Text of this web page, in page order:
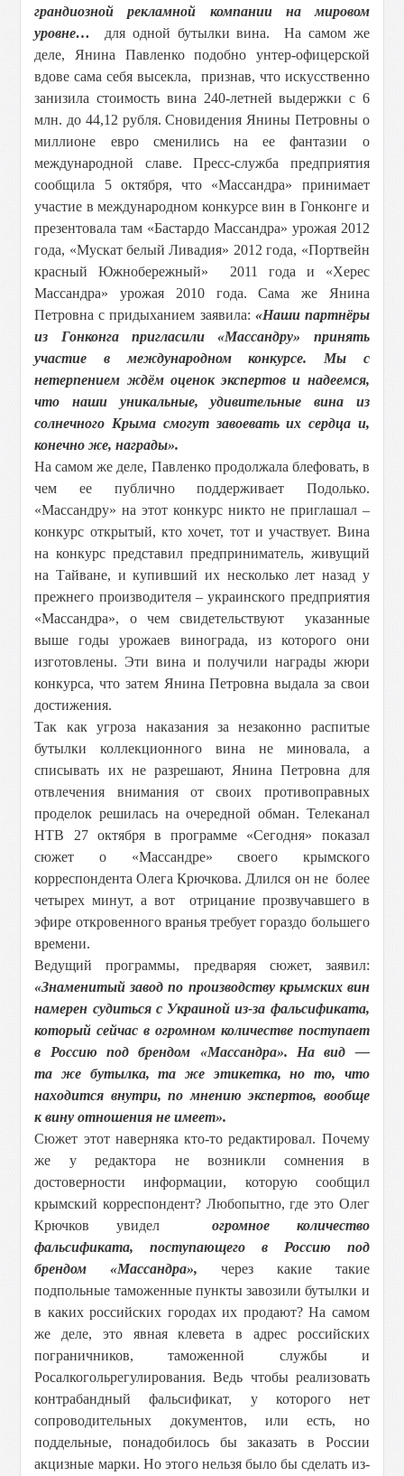
грандиозной рекламной компании на мировом
уровне…
для одной бутылки вина. На самом же
деле, Янина Павленко подобно унтер-офицерской
вдове сама себя высекла, признав, что искусственно
занизила стоимость вина 240-летней выдержки с 6
млн. до 44,12 рубля. Сновидения Янины Петровны о
миллионе евро сменились на ее фантазии о
международной славе. Пресс-служба предприятия
сообщила 5 октября, что «Массандра» принимает
участие в международном конкурсе вин в Гонконге и
презентовала там «Бастардо Массандра» урожая 2012
года, «Мускат белый Ливадия» 2012 года, «Портвейн
красный Южнобережный» 2011 года и «Херес
Массандра» урожая 2010 года. Сама же Янина
Петровна с придыханием заявила: «Наши партнёры
из Гонконга пригласили «Массандру» принять
участие в международном конкурсе. Мы с
нетерпением ждём оценок экспертов и надеемся,
что наши уникальные, удивительные вина из
солнечного Крыма смогут завоевать их сердца и,
конечно же, награды».
На самом же деле, Павленко продолжала блефовать, в
чем ее публично поддерживает Подолько.
«Массандру» на этот конкурс никто не приглашал –
конкурс открытый, кто хочет, тот и участвует. Вина
на конкурс представил предприниматель, живущий
на Тайване, и купивший их несколько лет назад у
прежнего производителя – украинского предприятия
«Массандра», о чем свидетельствуют указанные
выше годы урожаев винограда, из которого они
изготовлены. Эти вина и получили награды жюри
конкурса, что затем Янина Петровна выдала за свои
достижения.
Так как угроза наказания за незаконно распитые
бутылки коллекционного вина не миновала, а
списывать их не разрешают, Янина Петровна для
отвлечения внимания от своих противоправных
проделок решилась на очередной обман. Телеканал
НТВ 27 октября в программе «Сегодня» показал
сюжет о «Массандре» своего крымского
корреспондента Олега Крючкова. Длился он не более
четырех минут, а вот отрицание прозвучавшего в
эфире откровенного вранья требует гораздо большего
времени.
Ведущий программы, предваряя сюжет, заявил:
«Знаменитый завод по производству крымских вин
намерен судиться с Украиной из-за фальсификата,
который сейчас в огромном количестве поступает
в Россию под брендом «Массандра». На вид —
та же бутылка, та же этикетка, но то, что
находится внутри, по мнению экспертов, вообще
к вину отношения не имеет».
Сюжет этот наверняка кто-то редактировал. Почему
же у редактора не возникли сомнения в
достоверности информации, которую сообщил
крымский корреспондент? Любопытно, где это Олег
Крючков увиделогромное количество
фальсификата, поступающего в Россию под
брендом «Массандра», через какие такие
подпольные таможенные пункты завозили бутылки и
в каких российских городах их продают? На самом
же деле, это явная клевета в адрес российских
пограничников, таможенной службы и
Росалкогольрегулирования. Ведь чтобы реализовать
контрабандный фальсификат, у которого нет
сопроводительных документов, или есть, но
поддельные, понадобилось бы заказать в России
акцизные марки. Но этого нельзя было бы сделать из-